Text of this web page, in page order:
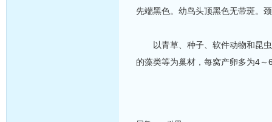
先端黑色。幼鸟头顶黑色无带斑。
以青草、种子、软件动物和昆虫
的藻类等为巢材，每窝产卵多为4